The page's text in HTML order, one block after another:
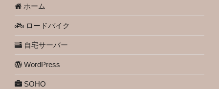
ホーム
ロードバイク
自宅サーバー
WordPress
SOHO